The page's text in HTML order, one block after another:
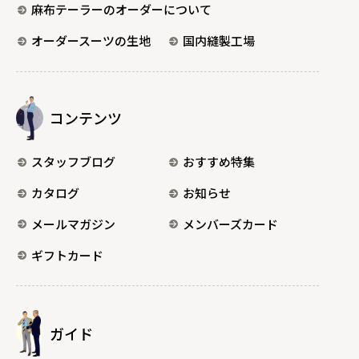
麻布テーラーのオーダーについて
オーダースーツの生地
国内縫製工場
コンテンツ
スタッフブログ
おすすめ特集
カタログ
お知らせ
メールマガジン
メンバーズカード
ギフトカード
ガイド